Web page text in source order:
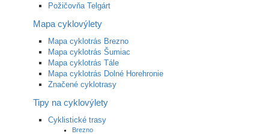
Požičovňa Telgárt
Mapa cyklovýlety
Mapa cyklotrás Brezno
Mapa cyklotrás Šumiac
Mapa cyklotrás Tále
Mapa cyklotrás Dolné Horehronie
Značené cyklotrasy
Tipy na cyklovýlety
Cyklistické trasy
Brezno